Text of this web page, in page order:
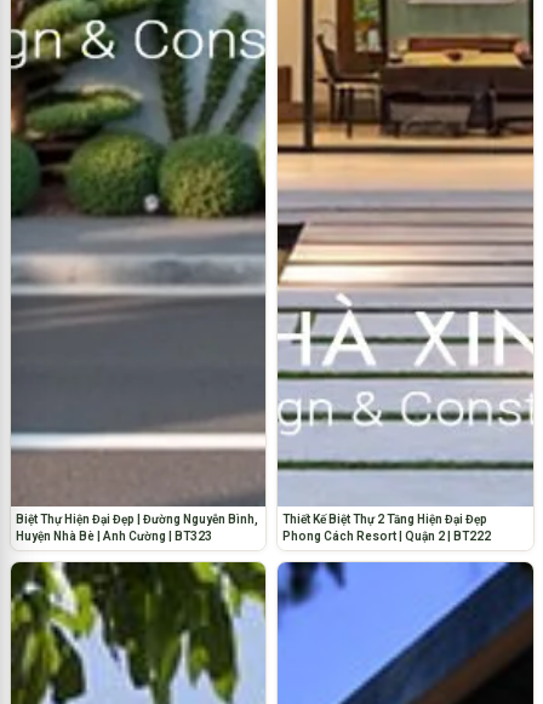
Biệt Thự Hiện Đại Đẹp | Đường Nguyễn Bình,
Huyện Nhà Bè | Anh Cường | BT323
Thiết Kế Biệt Thự 2 Tầng Hiện Đại Đẹp
Phong Cách Resort | Quận 2 | BT222